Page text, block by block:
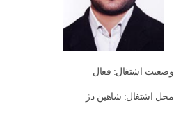
وضعیت اشتغال: فعال
محل اشتغال: شاهين دژ